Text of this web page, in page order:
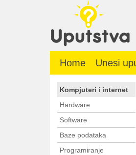
Home Unesi
Kompjuteri i internet
Hardware
Software
Baze podataka
Programiranje